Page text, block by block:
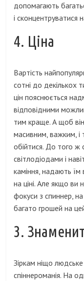
допомагають
і сконцентруватися
4. Ціна
Вартість
сотні до декількох
цін пояснюється
відповідними
тим краще. А щоб
масивним, важким,
обійтися. До того ж
світлодіодами і
каміння, надають їм
на ціні. Але якщо ви
фокуси з спиннер,
багато грошей на
3.
Зіркам ніщо
спіннероманія. На